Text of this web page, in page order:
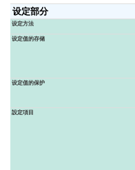
设定部分
设定方法
设定值的存储
设定值的保护
設定項目